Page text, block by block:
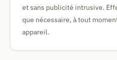
et sans publicité intrusive.
que nécessaire, à tout
appareil.